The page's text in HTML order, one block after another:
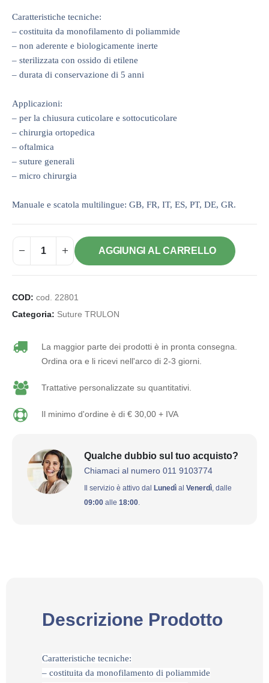
Caratteristiche tecniche:
– costituita da monofilamento di poliammide
– non aderente e biologicamente inerte
– sterilizzata con ossido di etilene
– durata di conservazione di 5 anni
Applicazioni:
– per la chiusura cuticolare e sottocuticolare
– chirurgia ortopedica
– oftalmica
– suture generali
– micro chirurgia
Manuale e scatola multilingue: GB, FR, IT, ES, PT, DE, GR.
AGGIUNGI AL CARRELLO
COD: cod. 22801
Categoria: Suture TRULON
La maggior parte dei prodotti è in pronta consegna.
Ordina ora e li ricevi nell'arco di 2-3 giorni.
Trattative personalizzate su quantitativi.
Il minimo d'ordine è di € 30,00 + IVA
Qualche dubbio sul tuo acquisto?
Chiamaci al numero 011 9103774
Il servizio è attivo dal Lunedì al Venerdì, dalle
09:00 alle 18:00.
Descrizione Prodotto
Caratteristiche tecniche:
– costituita da monofilamento di poliammide